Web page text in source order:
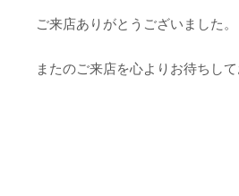
ご来店ありがとうございました。
またのご来店を心よりお待ちして